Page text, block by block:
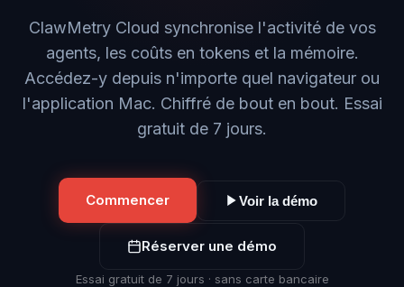
ClawMetry Cloud synchronise l'activité de vos
agents, les coûts en tokens et la mémoire.
Accédez-y depuis n'importe quel navigateur ou
l'application Mac. Chiffré de bout en bout. Essai
gratuit de 7 jours.
Commencer Voir la démo
Réserver une démo
Essai gratuit de 7 jours · sans carte bancaire